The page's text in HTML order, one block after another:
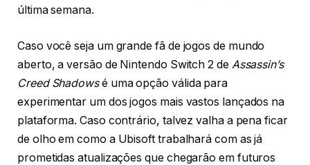
última semana.
Caso você seja um grande fã de jogos de mundo
aberto, a versão de Nintendo Switch 2 de Assassin’s
Creed Shadowsé uma opção válida para
experimentar um dos jogos mais vastos lançados na
plataforma. Caso contrário, talvez valha a pena ficar
de olho em como a Ubisoft trabalhará com as já
prometidas atualizações que chegarão em futuros